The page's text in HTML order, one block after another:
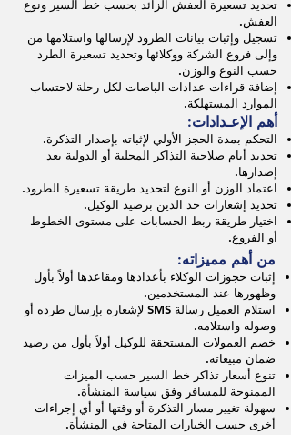
تحديد تسعيرة العفش الزائد بحسب خط السير ونوع
العفش.
تسجيل وإثبات بيانات الطرود لإرسالها واستلامها من
وإلى فروع الشركة ووكلائها وتحديد تسعيرة الطرد
حسب النوع والوزن.
إضافة قراءات عدادات الباصات لكل رحلة لاحتساب
الموارد المستهلكة.
أهم الإعـدادات:
التحكم بمدة الحجز الأولي لإثباته بإصدار التذكرة.
تحديد أيام صلاحية التذاكر المحلية أو الدولية بعد
إصدارها.
اعتماد الوزن أو النوع لتحديد طريقة تسعيرة الطرود.
تحديد إشعارات حد الدين برصيد الوكيل.
اختيار طريقة ربط الحسابات على مستوى الخطوط
أو الفروع.
من أهم مميزاته:
إثبات حجوزات الوكلاء بأعدادها ومقاعدها أولاً بأول
وظهورها عند المستخدمين.
استلام العميل رسالة SMS لإشعاره بإرسال طرده أو
وصوله واستلامه.
خصم العمولات المستحقة للوكيل أولاً بأول من رصيد
ضمان مبيعاته.
تنوع أسعار تذاكر خط السير حسب الميزات
الممنوحة للمسافر وفق سياسة المنشأة.
سهولة تغيير مسار التذكرة أو وقتها أو أي إجراءات
أخرى حسب الخيارات المتاحة في المنشأة.